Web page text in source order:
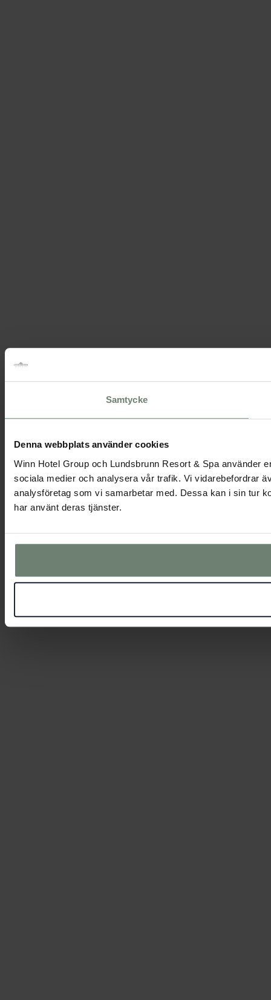
Samtycke
Denna webbplats använder cookies
Winn Hotel Group och Lundsbrunn Resort & Spa använder
sociala medier och analysera vår trafik. Vi vidarebefordrar
analysföretag som vi samarbetar med. Dessa kan i sin tur
har använt deras tjänster.